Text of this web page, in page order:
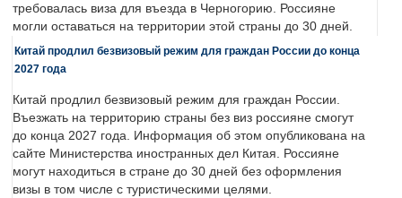
требовалась виза для въезда в Черногорию. Россияне
могли оставаться на территории этой страны до 30 дней.
Китай продлил безвизовый режим для граждан России до конца
2027 года
Китай продлил безвизовый режим для граждан России.
Въезжать на территорию страны без виз россияне смогут
до конца 2027 года. Информация об этом опубликована на
сайте Министерства иностранных дел Китая. Россияне
могут находиться в стране до 30 дней без оформления
визы в том числе с туристическими целями.